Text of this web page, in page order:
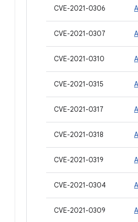
CVE-2021-0306
CVE-2021-0307
CVE-2021-0310
CVE-2021-0315
CVE-2021-0317
CVE-2021-0318
CVE-2021-0319
CVE-2021-0304
CVE-2021-0309